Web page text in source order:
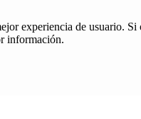
experiencia de usuario.
información.